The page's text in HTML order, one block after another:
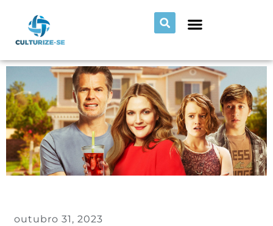
outubro 31, 2023